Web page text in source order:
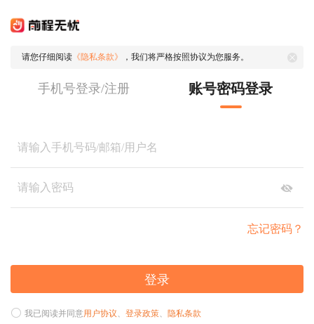
请您仔细阅读 《隐私条款》 ，我们将严格按照协议为您服务。
手机号登录/注册 账号密码登录
忘记密码？
登录
我已阅读并同意用户协议、 登录政策、 隐私条款